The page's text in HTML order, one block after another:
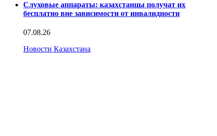
Слуховые аппараты: казахстанцы получат их
бесплатно вне зависимости от инвалидности
07.08.26
Новости Казахстана